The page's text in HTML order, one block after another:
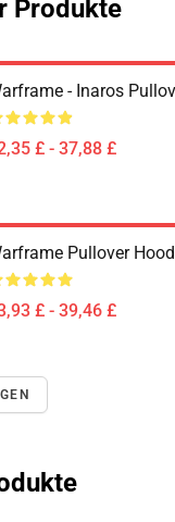
Produkte
- Inaros
£ - 37,88 £
Pullover
£ - 39,46 £